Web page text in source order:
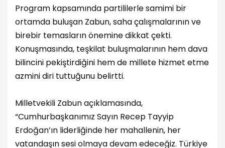
Program kapsamında partililerle samimi bir
ortamda buluşan Zabun, saha çalışmalarının ve
birebir temasların önemine dikkat çekti.
Konuşmasında, teşkilat buluşmalarının hem dava
bilincini pekiştirdiğini hem de millete hizmet etme
azmini diri tuttuğunu belirtti.
Milletvekili Zabun açıklamasında,
“Cumhurbaşkanımız Sayın Recep Tayyip
Erdoğan’ın liderliğinde her mahallenin, her
vatandaşın sesi olmaya devam edeceğiz. Türkiye